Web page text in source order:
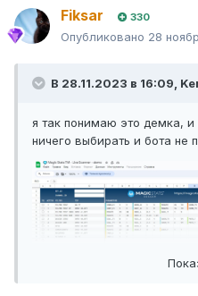
Fiksar 330
Опубликовано 28
В 28.11.2023 в 16:09,
я так понимаю это демка, и
ничего выбирать и бота не